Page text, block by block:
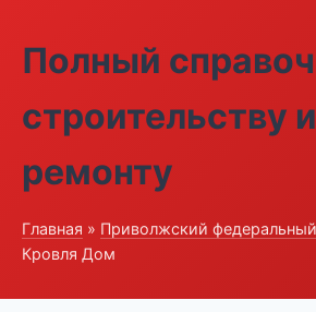
Полный
строительству и
ремонту
Главная » Приволжский
Кровля Дом